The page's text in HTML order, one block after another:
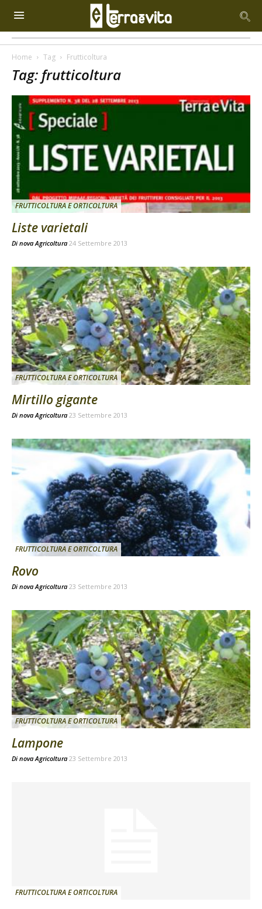
Home Tag Frutticoltura
Tag: frutticoltura
FRUTTICOLTURA E ORTICOLTURA
Liste varietali
Di nova Agricoltura 24 Settembre 2013
FRUTTICOLTURA E ORTICOLTURA
Mirtillo gigante
Di nova Agricoltura 23 Settembre 2013
FRUTTICOLTURA E ORTICOLTURA
Rovo
Di nova Agricoltura 23 Settembre 2013
FRUTTICOLTURA E ORTICOLTURA
Lampone
Di nova Agricoltura 23 Settembre 2013
FRUTTICOLTURA E ORTICOLTURA